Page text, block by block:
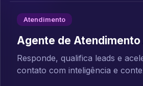
Atendimento
Agente de Atendimento
Responde, qualifica leads e
contato com inteligência e